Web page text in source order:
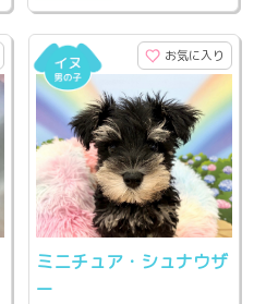
お気に入り
ミニチュア・シュナウザ
ー